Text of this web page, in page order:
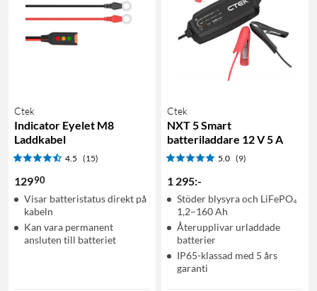
Ctek
Indicator Eyelet M8
Laddkabel
4.5 (15)
12990
Visar batteristatus direkt på
kabeln
Kan vara permanent
ansluten till batteriet
Ctek
NXT 5 Smart
batteriladdare 12 V 5 A
5.0 (9)
1 295:-
Stöder blysyra och LiFePO₄
1,2–160 Ah
Återupplivar urladdade
batterier
IP65-klassad med 5 års
garanti